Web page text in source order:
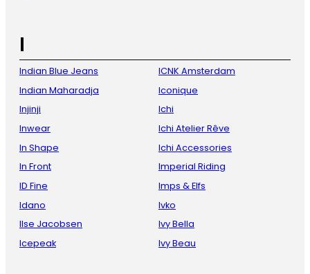
I
Indian Blue Jeans
Indian Maharadja
Injinji
Inwear
In Shape
In Front
ID Fine
Idano
Ilse Jacobsen
Icepeak
ICNK Amsterdam
Iconique
Ichi
Ichi Atelier Rêve
Ichi Accessories
Imperial Riding
Imps & Elfs
Ivko
Ivy Bella
Ivy Beau